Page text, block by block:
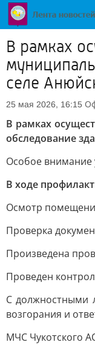
В рамках
селе
25 мая 2026, 16:15
В рамках
обследование
Особое внимание
В ходе
Осмотр
Проверка
Произведена
Проведен
С должностными
возгорания и
МЧС Чукотского